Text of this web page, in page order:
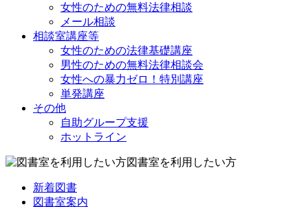
女性のための無料法律相談
メール相談
相談室講座等
女性のための法律基礎講座
男性のための無料法律相談会
女性への暴力ゼロ！特別講座
単発講座
その他
自助グループ支援
ホットライン
図書室を利用したい方
新着図書
図書室案内